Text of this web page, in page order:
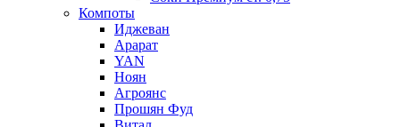
Компоты
Иджеван
Арарат
YAN
Ноян
Агроянс
Прошян Фуд